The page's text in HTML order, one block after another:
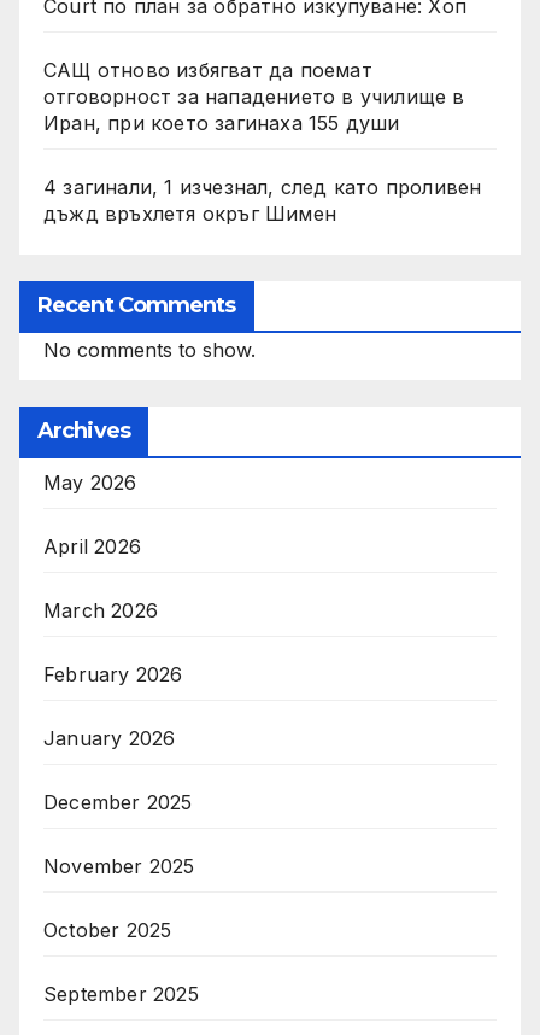
Court по план за обратно изкупуване: Хоп
САЩ отново избягват да поемат
отговорност за нападението в училище в
Иран, при което загинаха 155 души
4 загинали, 1 изчезнал, след като проливен
дъжд връхлетя окръг Шимен
Recent Comments
No comments to show.
Archives
May 2026
April 2026
March 2026
February 2026
January 2026
December 2025
November 2025
October 2025
September 2025